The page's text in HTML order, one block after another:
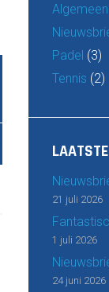
Algemeen
Padel (3)
Tennis (2)
21 juli 2026
1 juli 2026
24 juni 2026